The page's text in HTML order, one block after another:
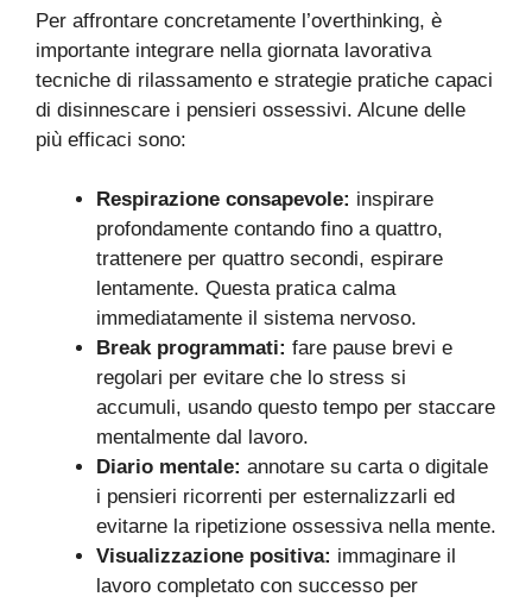
Per affrontare concretamente l’overthinking, è
importante integrare nella giornata lavorativa
tecniche di rilassamento e strategie pratiche capaci
di disinnescare i pensieri ossessivi. Alcune delle
più efficaci sono:
Respirazione consapevole: inspirare
profondamente contando fino a quattro,
trattenere per quattro secondi, espirare
lentamente. Questa pratica calma
immediatamente il sistema nervoso.
Break programmati: fare pause brevi e
regolari per evitare che lo stress si
accumuli, usando questo tempo per staccare
mentalmente dal lavoro.
Diario mentale: annotare su carta o digitale
i pensieri ricorrenti per esternalizzarli ed
evitarne la ripetizione ossessiva nella mente.
Visualizzazione positiva: immaginare il
lavoro completato con successo per